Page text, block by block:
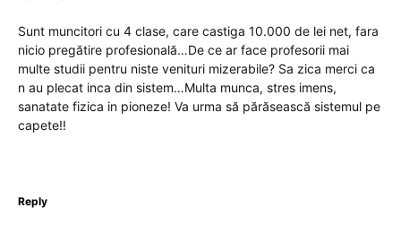
Sunt muncitori cu 4 clase, care castiga 10.000 de lei net, fara
nicio pregătire profesională…De ce ar face profesorii mai
multe studii pentru niste venituri mizerabile? Sa zica merci ca
n au plecat inca din sistem…Multa munca, stres imens,
sanatate fizica in pioneze! Va urma să părăsească sistemul pe
capete!!
Reply